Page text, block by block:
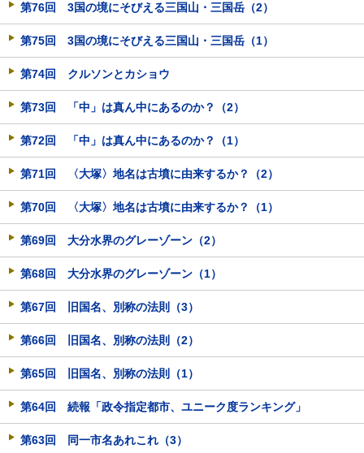
第76回 3国の境にそびえる三国山・三国岳（2）
第75回 3国の境にそびえる三国山・三国岳（1）
第74回 クルソンとカショウ
第73回 「中」は真ん中にあるのか？（2）
第72回 「中」は真ん中にあるのか？（1）
第71回 〈大塚〉地名は古墳に由来するか？（2）
第70回 〈大塚〉地名は古墳に由来するか？（1）
第69回 大分水界のグレーゾーン（2）
第68回 大分水界のグレーゾーン（1）
第67回 旧国名、別称の法則（3）
第66回 旧国名、別称の法則（2）
第65回 旧国名、別称の法則（1）
第64回 続報「政令指定都市、ユニーク度ランキング」
第63回 同一市名あれこれ（3）